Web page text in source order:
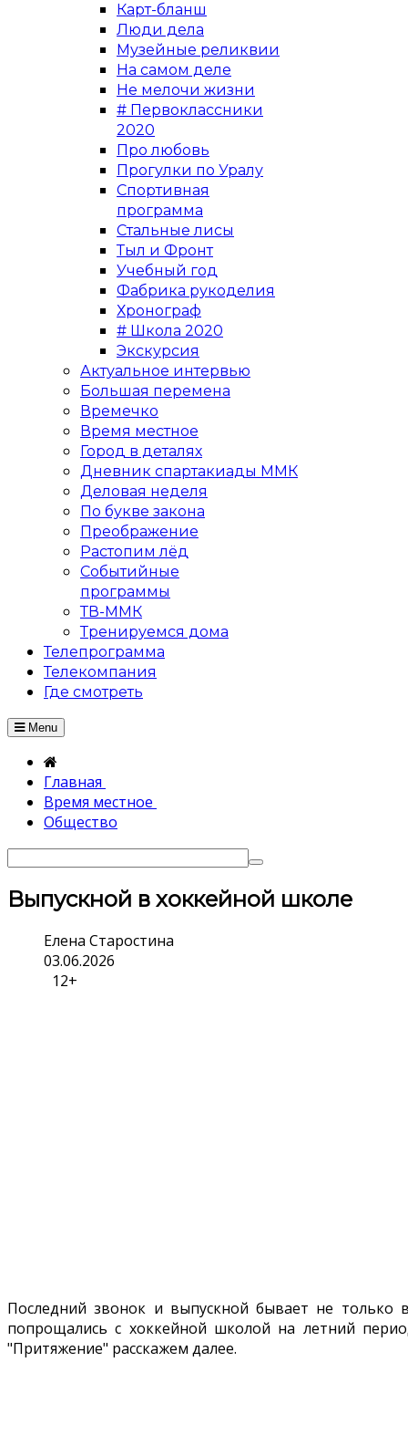
Карт-бланш
Люди дела
Музейные реликвии
На самом деле
Не мелочи жизни
# Первоклассники
2020
Про любовь
Прогулки по Уралу
Спортивная
программа
Стальные лисы
Тыл и Фронт
Учебный год
Фабрика рукоделия
Хронограф
# Школа 2020
Экскурсия
Актуальное интервью
Большая перемена
Времечко
Время местное
Город в деталях
Дневник спартакиады ММК
Деловая неделя
По букве закона
Преображение
Растопим лёд
Событийные
программы
ТВ-ММК
Тренируемся дома
Телепрограмма
Телекомпания
Где смотреть
Menu
Главная
Время местное
Общество
Выпускной в хоккейной школе
Елена Старостина
03.06.2026
12+
Последний звонок и выпускной бывает не только
попрощались с хоккейной школой на летний
"Притяжение" расскажем далее.